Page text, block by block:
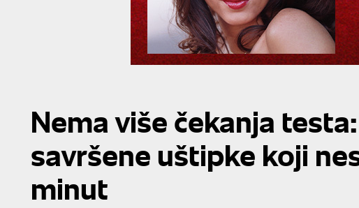
Nema više čekanja
savršene uštipke koji
minut